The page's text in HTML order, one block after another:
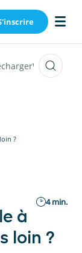
Webinars
?
4 min.
à
loin ?